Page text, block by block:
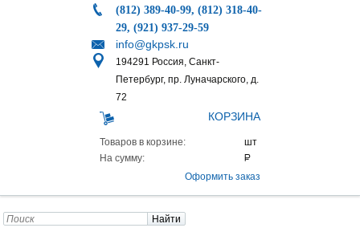
(812) 389-40-99, (812) 318-40-
29, (921) 937-29-59
info@gkpsk.ru
194291 Россия, Санкт-
Петербург, пр. Луначарского, д.
72
КОРЗИНА
Товаров в корзине:
На сумму:
Оформить заказ
Найти